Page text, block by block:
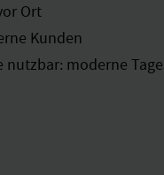
Ort
Kunden
moderne